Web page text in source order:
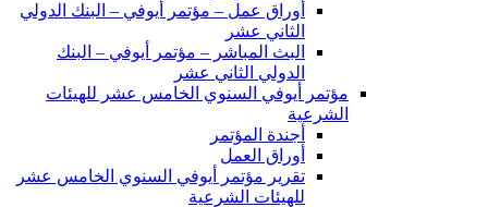
أوراق عمل – مؤتمر أيوفي – البنك الدولي
الثاني عشر
البث المباشر – مؤتمر أيوفي – البنك
الدولي الثاني عشر
مؤتمر أيوفي السنوي الخامس عشر للهيئات
الشرعية
أجندة المؤتمر
أوراق العمل
تقرير مؤتمر أيوفي السنوي الخامس عشر
للهيئات الشرعية